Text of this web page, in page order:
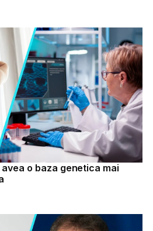
o baza genetica mai